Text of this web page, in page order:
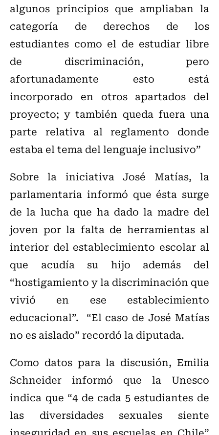
algunos principios que ampliaban la
categoría de derechos de los
estudiantes como el de estudiar libre
de discriminación, pero
afortunadamente esto está
incorporado en otros apartados del
proyecto; y también queda fuera una
parte relativa al reglamento donde
estaba el tema del lenguaje inclusivo”
Sobre la iniciativa José Matías, la
parlamentaria informó que ésta surge
de la lucha que ha dado la madre del
joven por la falta de herramientas al
interior del establecimiento escolar al
que acudía su hijo además del
“hostigamiento y la discriminación que
vivió en ese establecimiento
educacional”. “El caso de José Matías
no es aislado” recordó la diputada.
Como datos para la discusión, Emilia
Schneider informó que la Unesco
indica que “4 de cada 5 estudiantes de
las diversidades sexuales siente